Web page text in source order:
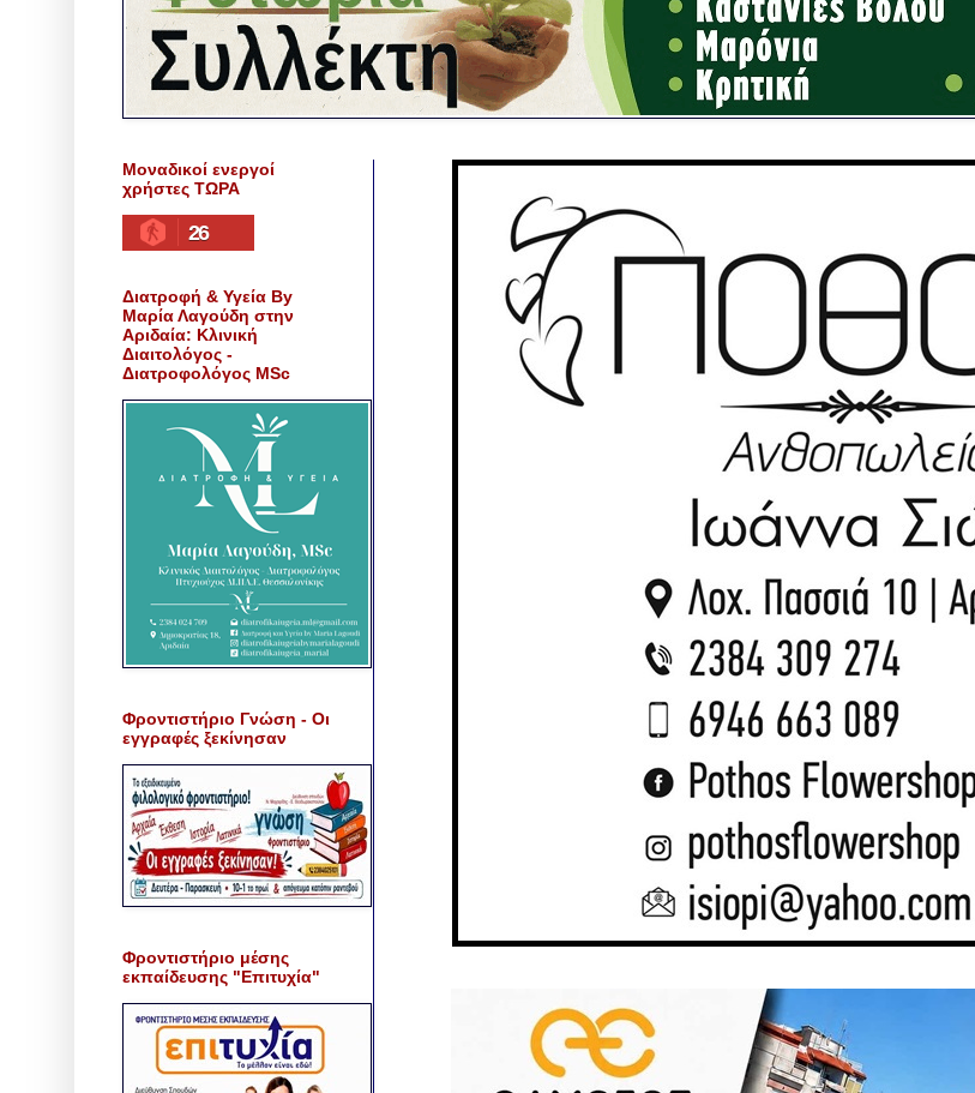
Μοναδικοί ενεργοί
χρήστες ΤΩΡΑ
26
Διατροφή & Υγεία By
Μαρία Λαγούδη στην
Αριδαία: Κλινική
Διαιτολόγος -
Διατροφολόγος MSc
Φροντιστήριο Γνώση - Οι
εγγραφές ξεκίνησαν
Φροντιστήριο μέσης
εκπαίδευσης "Επιτυχία"